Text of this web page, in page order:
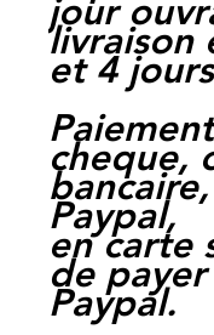
jour
livraison
et 4
cheque,
bancaire,
Paypal,
en carte
de payer
Paypal.